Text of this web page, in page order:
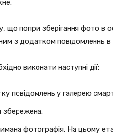
попри зберігання фото в
з додатком повідомленнь в
виконати наступні дії:
повідомлень у галерею
збережена.
фотографія. На цьому